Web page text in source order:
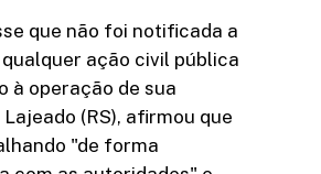
que não foi notificada a
ação civil pública
à operação de sua
(RS), afirmou que
"de forma